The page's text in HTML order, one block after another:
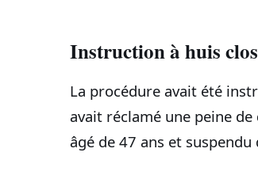
Instruction à huis
La procédure avait été
avait réclamé une peine de
âgé de 47 ans et